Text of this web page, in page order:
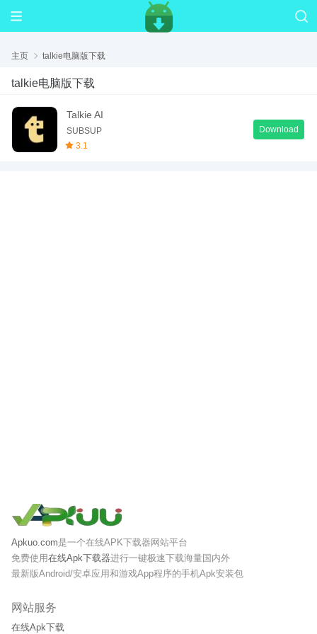
主页 talkie电脑版下载
talkie电脑版下载
Talkie AI
SUBSUP
3.1
Download
Apkuo.com是一个在线APK下载器网站平台
免费使用在线Apk下载器进行一键极速下载海量国内外
最新版Android/安卓应用和游戏App程序的手机Apk安装包
网站服务
在线Apk下载